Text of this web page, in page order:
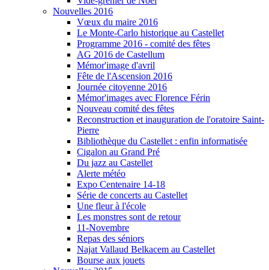
Nouvelles 2016
Vœux du maire 2016
Le Monte-Carlo historique au Castellet
Programme 2016 - comité des fêtes
AG 2016 de Castellum
Mémor'image d'avril
Fête de l'Ascension 2016
Journée citoyenne 2016
Mémor'images avec Florence Férin
Nouveau comité des fêtes
Reconstruction et inauguration de l'oratoire Saint-
Pierre
Bibliothèque du Castellet : enfin informatisée
Cigalon au Grand Pré
Du jazz au Castellet
Alerte météo
Expo Centenaire 14-18
Série de concerts au Castellet
Une fleur à l'école
Les monstres sont de retour
11-Novembre
Repas des séniors
Najat Vallaud Belkacem au Castellet
Bourse aux jouets